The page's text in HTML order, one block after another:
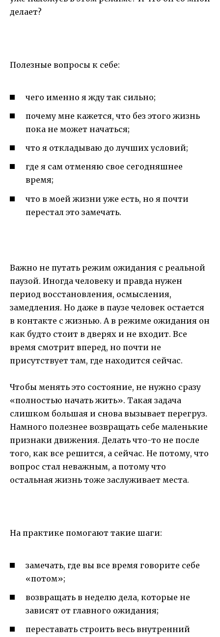
делает?
Полезные вопросы к себе:
чего именно я жду так сильно;
почему мне кажется, что без этого жизнь
пока не может начаться;
что я откладываю до лучших условий;
где я сам отменяю свое сегодняшнее
время;
что в моей жизни уже есть, но я почти
перестал это замечать.
Важно не путать режим ожидания с реальной
паузой. Иногда человеку и правда нужен
период восстановления, осмысления,
замедления. Но даже в паузе человек остается
в контакте с жизнью. А в режиме ожидания он
как будто стоит в дверях и не входит. Все
время смотрит вперед, но почти не
присутствует там, где находится сейчас.
Чтобы менять это состояние, не нужно сразу
«полностью начать жить». Такая задача
слишком большая и снова вызывает перегруз.
Намного полезнее возвращать себе маленькие
признаки движения. Делать что-то не после
того, как все решится, а сейчас. Не потому, что
вопрос стал неважным, а потому что
остальная жизнь тоже заслуживает места.
На практике помогают такие шаги:
замечать, где вы все время говорите себе
«потом»;
возвращать в неделю дела, которые не
зависят от главного ожидания;
переставать строить весь внутренний